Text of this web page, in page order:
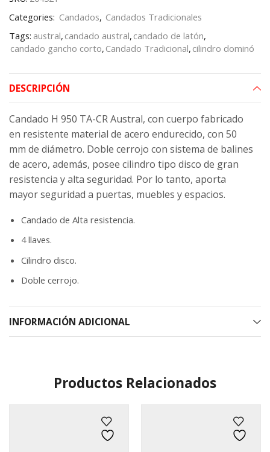
Categories: Candados, Candados Tradicionales
Tags: austral, candado austral, candado de latón,
candado gancho corto, Candado Tradicional, cilindro dominó
DESCRIPCIÓN
Candado H 950 TA-CR Austral, con cuerpo fabricado
en resistente material de acero endurecido, con 50
mm de diámetro. Doble cerrojo con sistema de balines
de acero, además, posee cilindro tipo disco de gran
resistencia y alta seguridad. Por lo tanto, aporta
mayor seguridad a puertas, muebles y espacios.
Candado de Alta resistencia.
4 llaves.
Cilindro disco.
Doble cerrojo.
INFORMACIÓN ADICIONAL
Productos Relacionados